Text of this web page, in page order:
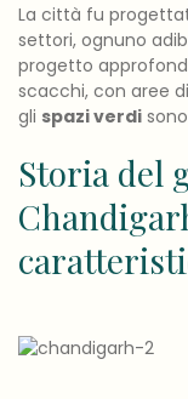
La città fu
settori, ognuno
progetto
scacchi, con aree
gli spazi verdi
Storia del